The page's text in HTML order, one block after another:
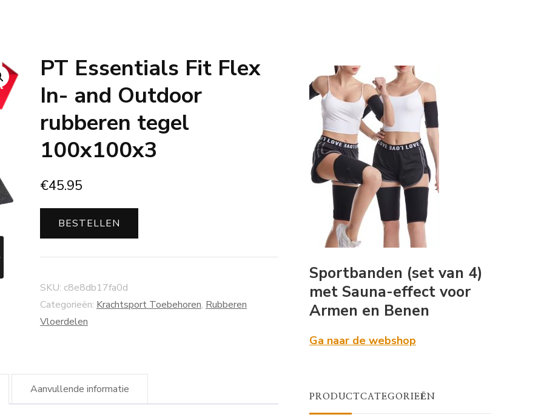
PT Essentials Fit Flex
In- and Outdoor
rubberen tegel
100x100x3
€45.95
BESTELLEN
SKU: c8e8db17fa0d
Categorieën: Krachtsport Toebehoren, Rubberen
Vloerdelen
Aanvullende informatie
Sportbanden (set van 4)
met Sauna-effect voor
Armen en Benen
Ga naar de webshop
PRODUCTCATEGORIEËN